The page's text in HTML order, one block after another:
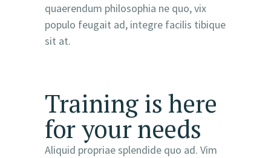
quaerendum philosophia ne quo, vix
populo feugait ad, integre facilis tibique
sit at.
Training is here
for your needs
Aliquid propriae splendide quo ad. Vim